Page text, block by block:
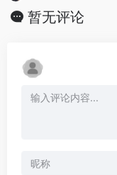
暂无评论